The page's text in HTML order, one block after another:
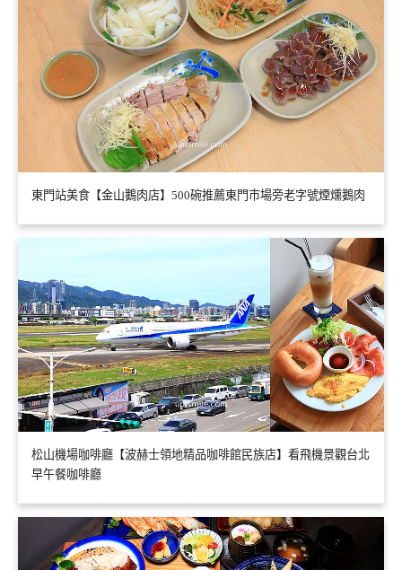
東門站美食【金山鵝肉店】500碗推薦東門市場旁老字號煙燻鵝肉
松山機場咖啡廳【波赫士領地精品咖啡館民族店】看飛機景觀台北
早午餐咖啡廳